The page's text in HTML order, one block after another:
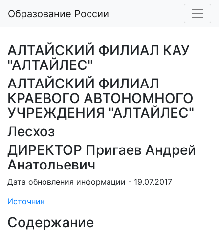
Образование России
АЛТАЙСКИЙ ФИЛИАЛ КАУ
"АЛТАЙЛЕС"
АЛТАЙСКИЙ ФИЛИАЛ
КРАЕВОГО АВТОНОМНОГО
УЧРЕЖДЕНИЯ "АЛТАЙЛЕС"
Лесхоз
ДИРЕКТОР Пригаев Андрей
Анатольевич
Дата обновления информации - 19.07.2017
Источник
Содержание